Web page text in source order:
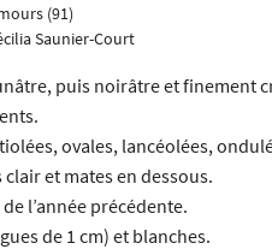
(91)
Saunier-Court
puis noirâtre et finement
ovales, lancéolées,
et mates en dessous.
l’année précédente.
de 1 cm) et blanches.